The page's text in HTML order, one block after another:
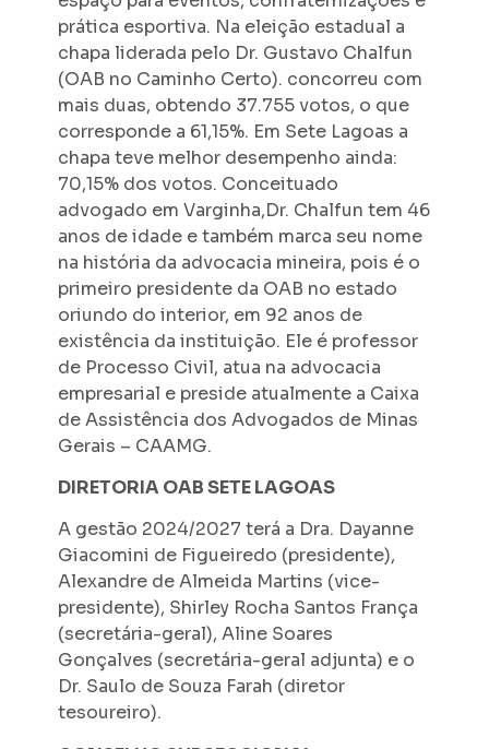
prática esportiva. Na eleição estadual a
chapa liderada pelo Dr. Gustavo Chalfun
(OAB no Caminho Certo). concorreu com
mais duas, obtendo 37.755 votos, o que
corresponde a 61,15%. Em Sete Lagoas a
chapa teve melhor desempenho ainda:
70,15% dos votos. Conceituado
advogado em Varginha,Dr. Chalfun tem 46
anos de idade e também marca seu nome
na história da advocacia mineira, pois é o
primeiro presidente da OAB no estado
oriundo do interior, em 92 anos de
existência da instituição. Ele é professor
de Processo Civil, atua na advocacia
empresarial e preside atualmente a Caixa
de Assistência dos Advogados de Minas
Gerais – CAAMG.
DIRETORIA OAB SETE LAGOAS
A gestão 2024/2027 terá a Dra. Dayanne
Giacomini de Figueiredo (presidente),
Alexandre de Almeida Martins (vice-
presidente), Shirley Rocha Santos França
(secretária-geral), Aline Soares
Gonçalves (secretária-geral adjunta) e o
Dr. Saulo de Souza Farah (diretor
tesoureiro).